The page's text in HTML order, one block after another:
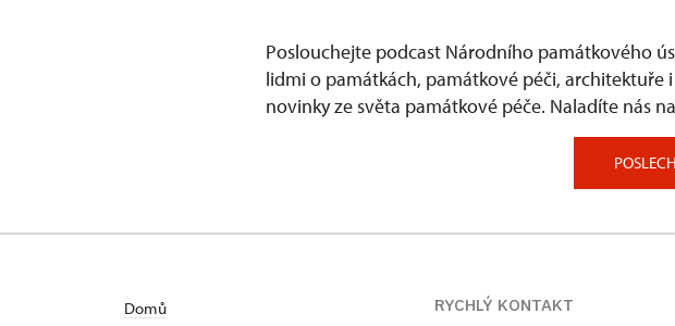
Poslouchejte podcast Národního památkového
lidmi o památkách, památkové péči, architektuře
novinky ze světa památkové péče. Naladíte nás
Domů
RYCHLÝ KONTAKT